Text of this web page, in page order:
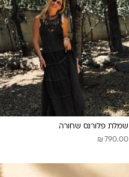
שמלת פלורנס שחורה
₪ 790.00